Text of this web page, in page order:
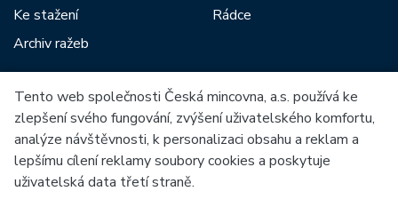
Ke stažení
Archiv ražeb
Rádce
Mezi naše partnery patří:
Tento web společnosti Česká mincovna, a.s. používá ke
zlepšení svého fungování, zvýšení uživatelského komfortu,
analýze návštěvnosti, k personalizaci obsahu a reklam a
lepšímu cílení reklamy soubory cookies a poskytuje
uživatelská data třetí straně.